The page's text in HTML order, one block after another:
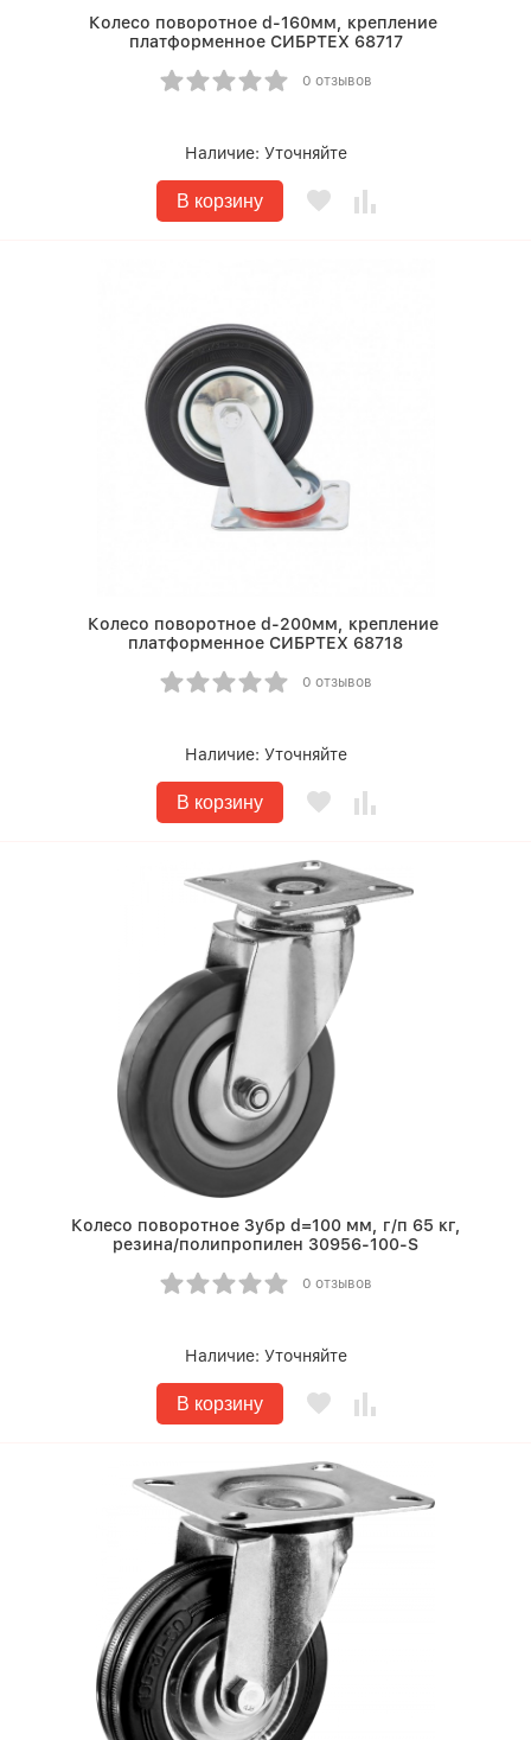
Колесо поворотное d-160мм, крепление
платформенное СИБРТЕХ 68717
0 отзывов
Наличие: Уточняйте
В корзину
Колесо поворотное d-200мм, крепление
платформенное СИБРТЕХ 68718
0 отзывов
Наличие: Уточняйте
В корзину
Колесо поворотное Зубр d=100 мм, г/п 65 кг,
резина/полипропилен 30956-100-S
0 отзывов
Наличие: Уточняйте
В корзину